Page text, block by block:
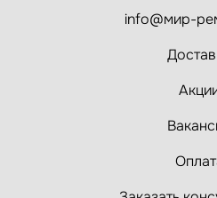
info@мир-